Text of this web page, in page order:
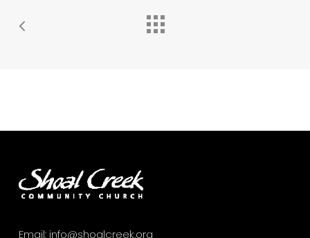
Email: info@shoalcreek.org